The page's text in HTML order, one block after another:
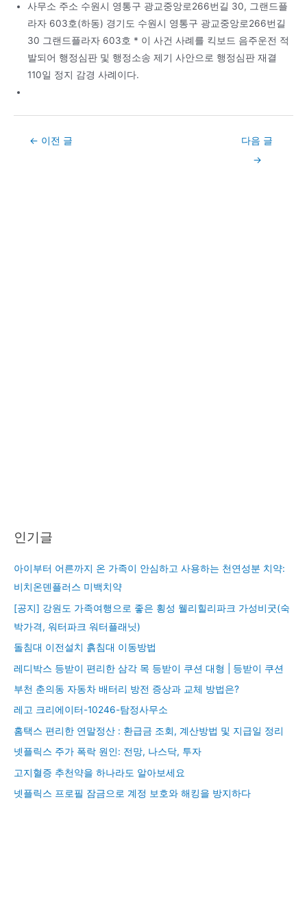
사무소 주소 수원시 영통구 광교중앙로266번길 30, 그랜드플
라자 603호(하동) 경기도 수원시 영통구 광교중앙로266번길
30 그랜드플라자 603호 * 이 사건 사례를 킥보드 음주운전 적
발되어 행정심판 및 행정소송 제기 사안으로 행정심판 재결
110일 정지 감경 사례이다.
Post← 이전 글
다음 글
→
인기글
아이부터 어른까지 온 가족이 안심하고 사용하는 천연성분 치약:
비치온덴플러스 미백치약
[공지] 강원도 가족여행으로 좋은 횡성 웰리힐리파크 가성비굿(숙
박가격, 워터파크 워터플래닛)
돌침대 이전설치 흙침대 이동방법
레디박스 등받이 편리한 삼각 목 등받이 쿠션 대형 | 등받이 쿠션
부천 춘의동 자동차 배터리 방전 증상과 교체 방법은?
레고 크리에이터-10246-탐정사무소
홈택스 편리한 연말정산 : 환급금 조회, 계산방법 및 지급일 정리
넷플릭스 주가 폭락 원인: 전망, 나스닥, 투자
고지혈증 추천약을 하나라도 알아보세요
넷플릭스 프로필 잠금으로 계정 보호와 해킹을 방지하다